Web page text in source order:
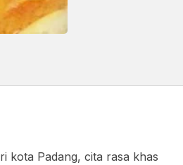
kota Padang, cita rasa khas